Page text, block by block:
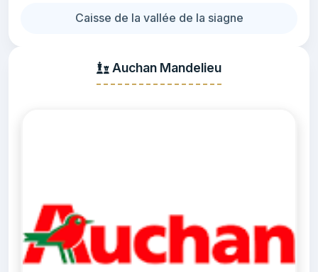
Caisse de la vallée de la siagne
Auchan Mandelieu